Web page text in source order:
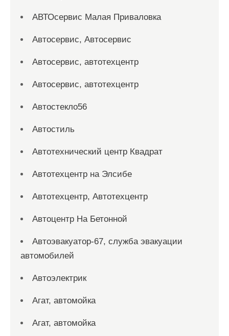
АВТОсервис Малая Приваловка
Автосервис, Автосервис
Автосервис, автотехцентр
Автосервис, автотехцентр
Автостекло56
Автостиль
Автотехнический центр Квадрат
Автотехцентр на Элсибе
Автотехцентр, Автотехцентр
Автоцентр На Бетонной
Автоэвакуатор-67, служба эвакуации
автомобилей
Автоэлектрик
Агат, автомойка
Агат, автомойка